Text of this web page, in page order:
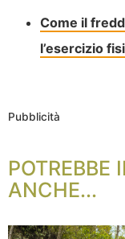
Come il
l’esercizio
Pubblicità
POTREBBE
ANCHE...